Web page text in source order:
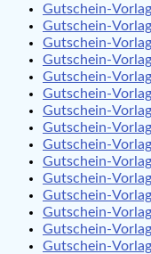
Gutschein-
Gutschein-
Gutschein-
Gutschein-
Gutschein-
Gutschein-
Gutschein-
Gutschein-
Gutschein-
Gutschein-
Gutschein-
Gutschein-
Gutschein-
Gutschein-
Gutschein-